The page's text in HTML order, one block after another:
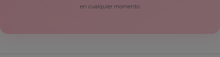
en cualquier momento.